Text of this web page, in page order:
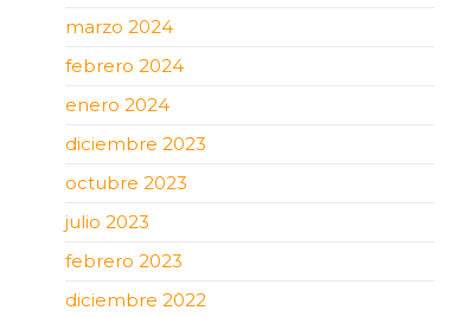
marzo 2024
febrero 2024
enero 2024
diciembre 2023
octubre 2023
julio 2023
febrero 2023
diciembre 2022